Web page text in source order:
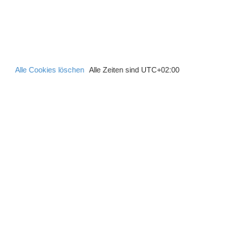
Alle Zeiten sind UTC+02:00
Alle Cookies löschen